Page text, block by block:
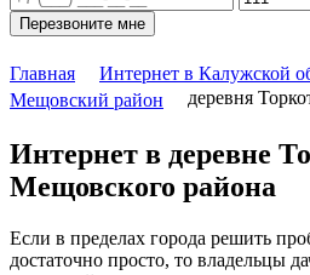
Перезвоните мне
Главная
Интернет в Калужской
Мещовский район
деревня
Интернет в деревне
Мещовского района
Если в пределах города решить
достаточно просто, то владельцы